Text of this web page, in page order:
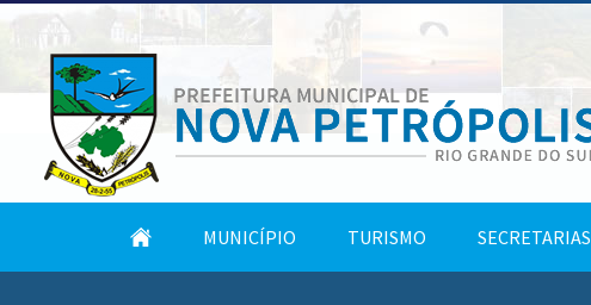
Tela
MUNICÍPIO TURISMO SECRETARIAS